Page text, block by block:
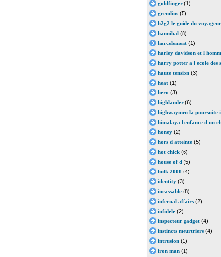
goldfinger (1)
gremlins (5)
h2g2 le guide du
hannibal (8)
harcelement (1)
harley davidson et l
harry potter a l ecole des
haute tension (3)
heat (1)
hero (3)
highlander (6)
highwaymen la poursuite
himalaya l enfance d un
honey (2)
hors d atteinte (5)
hot chick (6)
house of d (5)
hulk 2008 (4)
identity (3)
incassable (8)
infernal affairs (2)
infidele (2)
inspecteur gadget (4)
instincts meurtriers (4)
intrusion (1)
iron man (1)